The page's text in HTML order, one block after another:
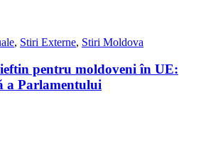
, Stiri Externe, Stiri Moldova
pentru moldoveni în UE:
a Parlamentului